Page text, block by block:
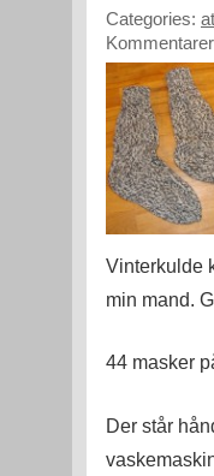
Categories:
Vinterkulde
min mand.
44 masker
Der står